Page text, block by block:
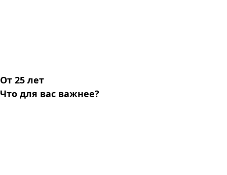
От 25 лет
Что для вас важнее?